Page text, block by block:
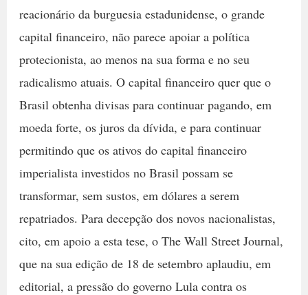
reacionário da burguesia estadunidense, o grande
capital financeiro, não parece apoiar a política
protecionista, ao menos na sua forma e no seu
radicalismo atuais. O capital financeiro quer que o
Brasil obtenha divisas para continuar pagando, em
moeda forte, os juros da dívida, e para continuar
permitindo que os ativos do capital financeiro
imperialista investidos no Brasil possam se
transformar, sem sustos, em dólares a serem
repatriados. Para decepção dos novos nacionalistas,
cito, em apoio a esta tese, o The Wall Street Journal,
que na sua edição de 18 de setembro aplaudiu, em
editorial, a pressão do governo Lula contra os